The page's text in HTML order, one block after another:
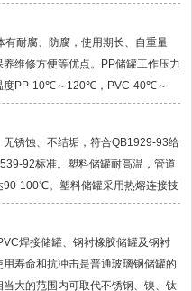
料制件时，不仅必须使用能够承受
且塑料成型设备也必须设计、制造
，成本增加。
有耐腐、防腐，使用期长、自重量
维修方便等优点。PP储罐工作压力
度PP-10℃～120℃，PVC-40℃～
有整体一次成型无焊接缝、抗冲
长、符合卫生标准等优点。
无锈蚀、不结垢，符合QB1929-93给
92标准。塑料储罐耐高温，管道
90-100℃。塑料储罐采用热熔连接技
质熔化为一体，没有可拆卸的卡套
焊接储罐、钢衬橡胶储罐及钢衬
寿命和抗冲击是普通玻璃钢储罐的
当大的范围内可取代不锈钢、镍、钛